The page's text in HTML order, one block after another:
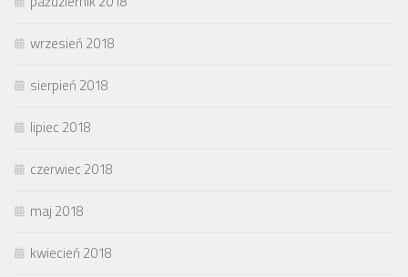
wrzesień 2018
sierpień 2018
lipiec 2018
czerwiec 2018
maj 2018
kwiecień 2018